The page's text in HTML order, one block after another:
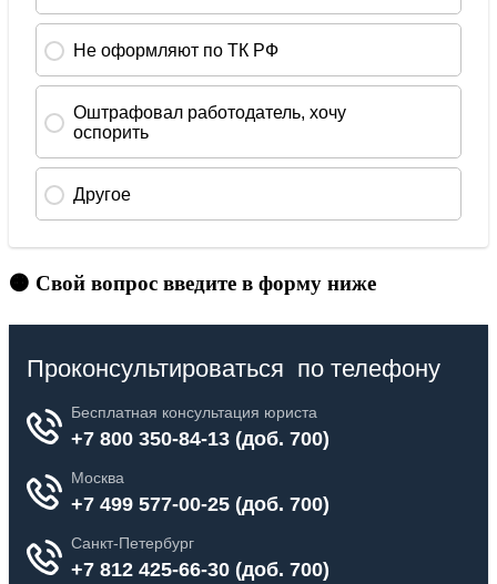
🟠 Свой вопрос введите в форму ниже